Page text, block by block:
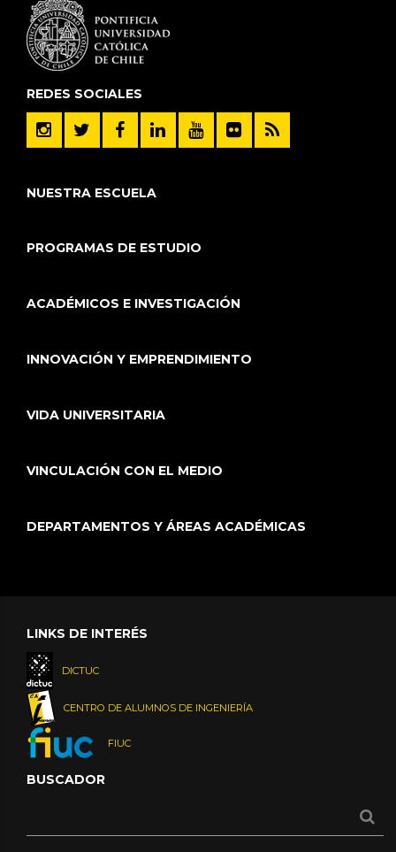
REDES SOCIALES
NUESTRA ESCUELA
PROGRAMAS DE ESTUDIO
ACADÉMICOS E INVESTIGACIÓN
INNOVACIÓN Y EMPRENDIMIENTO
VIDA UNIVERSITARIA
VINCULACIÓN CON EL MEDIO
DEPARTAMENTOS Y ÁREAS ACADÉMICAS
LINKS DE INTERÉS
DICTUC
CENTRO DE ALUMNOS DE INGENIERÍA
FIUC
BUSCADOR